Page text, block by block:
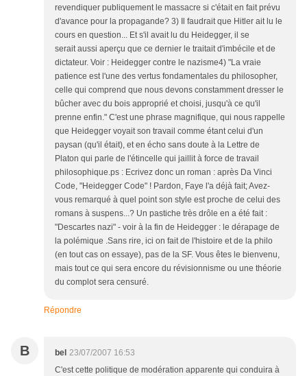
revendiquer publiquement le massacre si c'était en fait prévu
d'avance pour la propagande? 3) Il faudrait que Hitler ait lu le
cours en question... Et s'il avait lu du Heidegger, il se
serait aussi aperçu que ce dernier le traitait d'imbécile et de
dictateur. Voir : Heidegger contre le nazisme4) "La vraie
patience est l'une des vertus fondamentales du philosopher,
celle qui comprend que nous devons constamment dresser le
bûcher avec du bois approprié et choisi, jusqu'à ce qu'il
prenne enfin." C'est une phrase magnifique, qui nous rappelle
que Heidegger voyait son travail comme étant celui d'un
paysan (qu'il était), et en écho sans doute à la Lettre de
Platon qui parle de l'étincelle qui jaillit à force de travail
philosophique.ps : Ecrivez donc un roman : après Da Vinci
Code, "Heidegger Code" ! Pardon, Faye l'a déjà fait; Avez-
vous remarqué à quel point son style est proche de celui des
romans à suspens...? Un pastiche très drôle en a été fait :
"Descartes nazi" - voir à la fin de Heidegger : le dérapage de
la polémique .Sans rire, ici on fait de l'histoire et de la philo
(en tout cas on essaye), pas de la SF. Vous êtes le bienvenu,
mais tout ce qui sera encore du révisionnisme ou une théorie
du complot sera censuré.
Répondre
B bel 23/07/2007 16:53
C'est cette politique de modération apparente qui conduira à